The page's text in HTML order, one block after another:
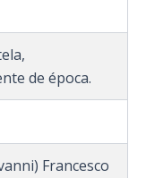
de época.
Francesco